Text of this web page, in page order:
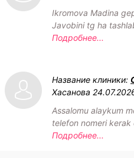
Ikromova Madina
Javobini tg ha
Подробнее...
Название клиники:
Хасанова
Assalomu alaykum
telefon nomeri kerak
Подробнее...